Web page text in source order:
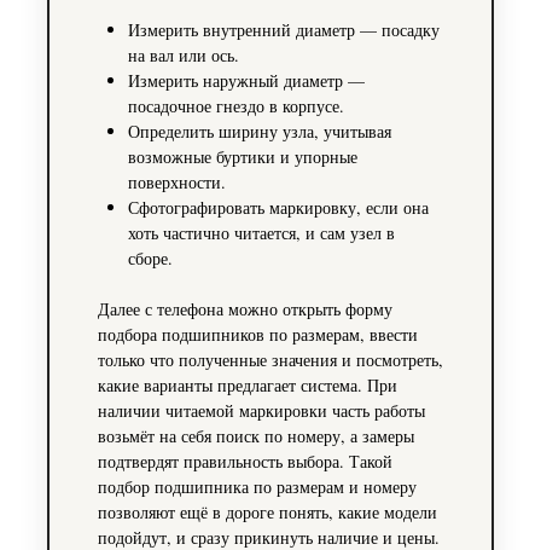
Измерить внутренний диаметр — посадку
на вал или ось.
Измерить наружный диаметр —
посадочное гнездо в корпусе.
Определить ширину узла, учитывая
возможные буртики и упорные
поверхности.
Сфотографировать маркировку, если она
хоть частично читается, и сам узел в
сборе.
Далее с телефона можно открыть форму
подбора подшипников по размерам, ввести
только что полученные значения и посмотреть,
какие варианты предлагает система. При
наличии читаемой маркировки часть работы
возьмёт на себя поиск по номеру, а замеры
подтвердят правильность выбора. Такой
подбор подшипника по размерам и номеру
позволяют ещё в дороге понять, какие модели
подойдут, и сразу прикинуть наличие и цены.